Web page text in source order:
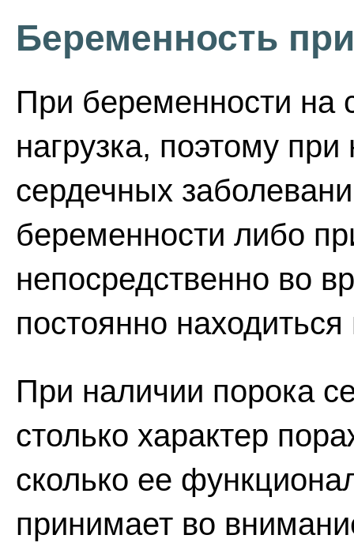
Беременность
При беременности на
нагрузка, поэтому
сердечных
беременности либо
непосредственно во
постоянно
При наличии порока
столько характер
сколько ее
принимает во